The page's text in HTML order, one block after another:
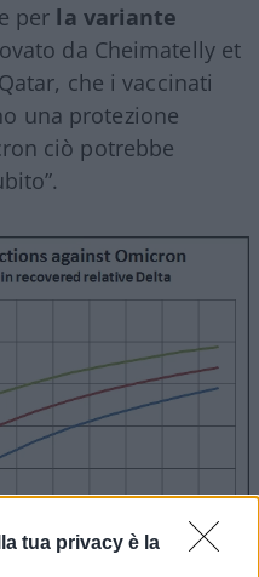
tua privacy è la
per la variante
da Cheimatelly et
che i vaccinati
una protezione
ciò potrebbe